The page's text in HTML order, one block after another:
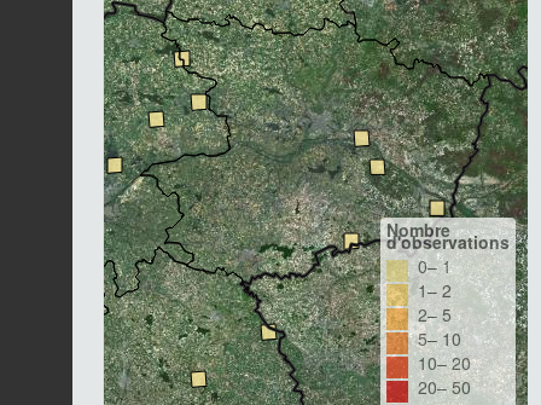
Nombre
d'observations
0– 1
1– 2
2– 5
5– 10
10– 20
20– 50